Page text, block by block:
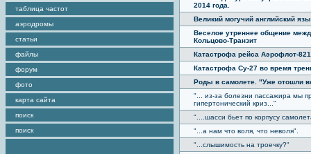
таблица частот
аэродромы
статьи
файлы
форум
фото
карта сайта
поиск
поиск
2014 года.
Великий могучий английский
Веселое утреннее общение
Кольцово-Транзит
Катастрофа рейса Аэрофлот-
Катастрофа Су-27 во время
Роды в самолете. "Уже отошли
"... из-за болезни пассажира мы
гипертонический криз..."
"....шасси бьет по корпусу
"...а нам что воля, что неволя".
"...слышимость на троечку?"